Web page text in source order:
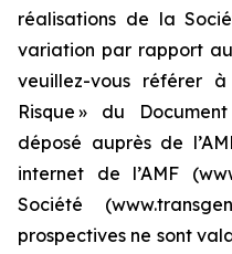
réalisations de la
variation par rapport
veuillez-vous référer
Risque » du
déposé auprès de
internet de l’AMF
Société
prospectives ne sont